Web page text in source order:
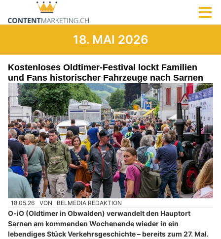
18. MAI 2026
Kostenloses Oldtimer-Festival lockt Familien
und Fans historischer Fahrzeuge nach Sarnen
18.05.26 VON BELMEDIA REDAKTION
O-iO (Oldtimer in Obwalden) verwandelt den Hauptort
Sarnen am kommenden Wochenende wieder in ein
lebendiges Stück Verkehrsgeschichte – bereits zum 27. Mal.